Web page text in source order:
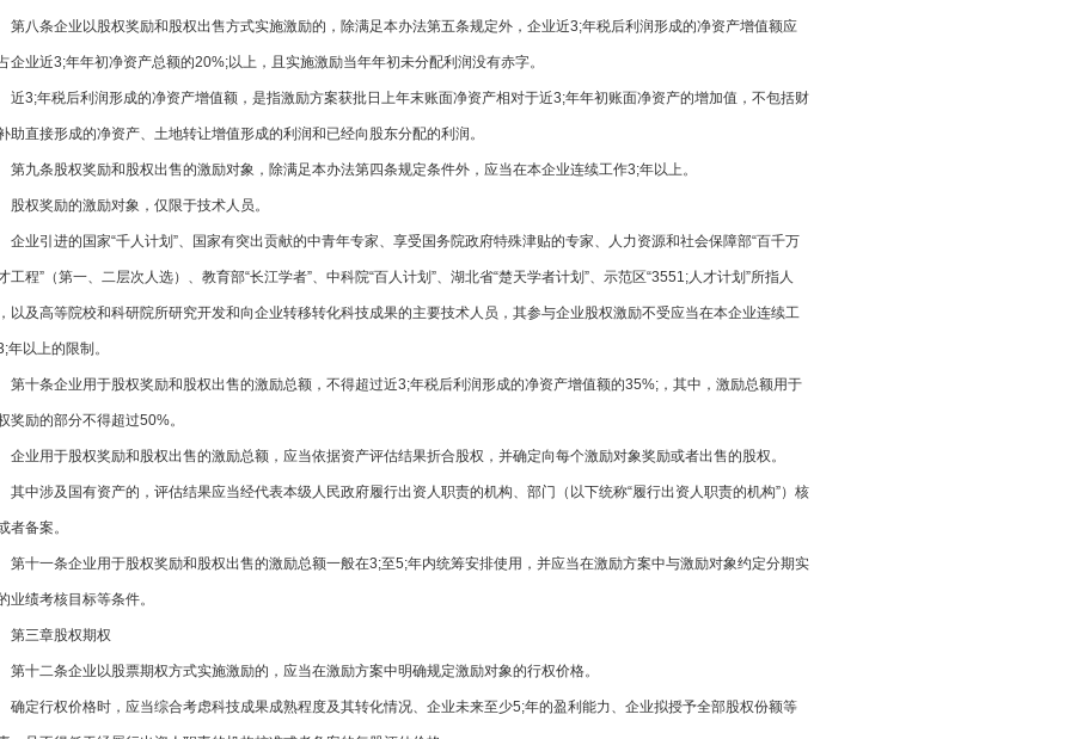
第八条企业以股权奖励和股权出售方式实施激励的，除满足本办法第五条规定外，企业近3;年税后利润形成的净资产增值额应
企业近3;年年初净资产总额的20%;以上，且实施激励当年年初未分配利润没有赤字。
近3;年税后利润形成的净资产增值额，是指激励方案获批日上年末账面净资产相对于近3;年年初账面净资产的增加值，不包括财
助直接形成的净资产、土地转让增值形成的利润和已经向股东分配的利润。
第九条股权奖励和股权出售的激励对象，除满足本办法第四条规定条件外，应当在本企业连续工作3;年以上。
股权奖励的激励对象，仅限于技术人员。
企业引进的国家“千人计划”、国家有突出贡献的中青年专家、享受国务院政府特殊津贴的专家、人力资源和社会保障部“百千万
工程”（第一、二层次人选）、教育部“长江学者”、中科院“百人计划”、湖北省“楚天学者计划”、示范区“3551;人才计划”所指人
以及高等院校和科研院所研究开发和向企业转移转化科技成果的主要技术人员，其参与企业股权激励不受应当在本企业连续工
年以上的限制。
第十条企业用于股权奖励和股权出售的激励总额，不得超过近3;年税后利润形成的净资产增值额的35%;，其中，激励总额用于
奖励的部分不得超过50%。
企业用于股权奖励和股权出售的激励总额，应当依据资产评估结果折合股权，并确定向每个激励对象奖励或者出售的股权。
其中涉及国有资产的，评估结果应当经代表本级人民政府履行出资人职责的机构、部门（以下统称“履行出资人职责的机构”）核
者备案。
第十一条企业用于股权奖励和股权出售的激励总额一般在3;至5;年内统筹安排使用，并应当在激励方案中与激励对象约定分期实
业绩考核目标等条件。
第三章股权期权
第十二条企业以股票期权方式实施激励的，应当在激励方案中明确规定激励对象的行权价格。
确定行权价格时，应当综合考虑科技成果成熟程度及其转化情况、企业未来至少5;年的盈利能力、企业拟授予全部股权份额等